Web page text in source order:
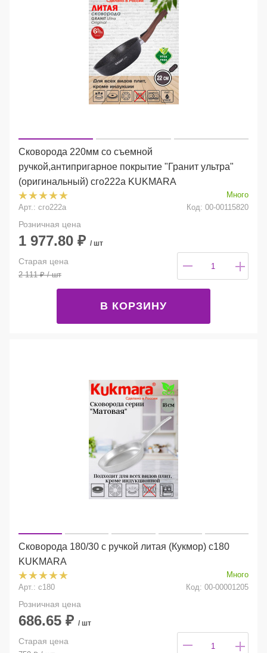
Сковорода 220мм со съемной
ручкой,антипригарное покрытие "Гранит ультра"
(оригинальный) сго222а KUKMARA
Много
Арт.: сго222а
Код: 00-00115820
Розничная цена
1 977.80 ₽ / шт
Старая цена
2 111₽/ шт
В КОРЗИНУ
Сковорода 180/30 с ручкой литая (Кукмор) с180
KUKMARA
Много
Арт.: с180
Код: 00-00001205
Розничная цена
686.65 ₽ / шт
Старая цена